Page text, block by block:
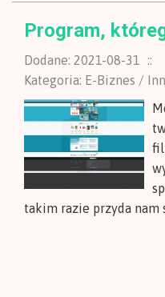
Program,
Dodane: 2021-08-31
::
Kategoria: E-Biznes /
takim razie przyda nam